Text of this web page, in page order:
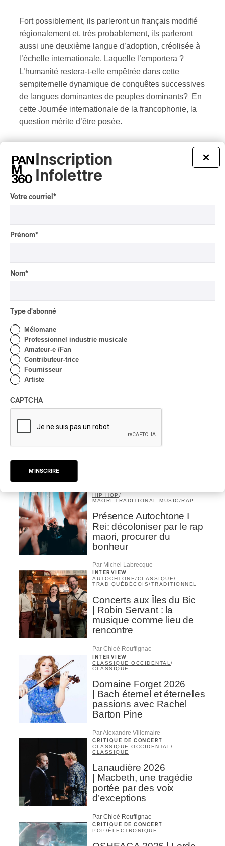
Fort possiblement, ils parleront un français modifié
régionalement et, très probablement, ils parleront
aussi une deuxième langue d’adoption, créolisée à
l’échelle internationale. Laquelle l’emportera ?
L’humanité restera-t-elle empêtrée dans cette
sempiternelle dynamique de conquêtes successives
de langues dominantes de peuples dominants? En
cette Journée internationale de la francophonie, la
question mérite d’être posée.
Tout le contenu 360
Présence Autochtone I
Down
CRITIQUE D'ALBUM
CLASSIQUE OCCIDENTAL
CHANSON
HIP HOP/
MAORI TRADITIONAL MUSIC/RAP
Présence Autochtone I
Rei: décoloniser par le rap
maori, procurer du
bonheur
Par Michel Labrecque
INTERVIEW
AUTOCHTONE/CLASSIQUE/
TRAD QUÉBÉCOIS/TRADITIONNEL
Concerts aux Îles du Bic
| Robin Servant : la
musique comme lieu de
rencontre
Par Chloé Rouffignac
INTERVIEW
CLASSIQUE OCCIDENTAL /
CLASSIQUE
Domaine Forget 2026
| Bach éternel et éternelles
passions avec Rachel
Barton Pine
Par Alexandre Villemaire
CRITIQUE DE CONCERT
CLASSIQUE OCCIDENTAL/
CLASSIQUE
Lanaudière 2026
| Macbeth, une tragédie
portée par des voix
d’exceptions
Par Chloé Rouffignac
CRITIQUE DE CONCERT
POP /ÉLECTRONIQUE
×
Inscription
Infolettre
Votre courriel *
Prénom*
Nom*
Type d'abonné
Mélomane
Professionnel industrie musicale
Amateur-e /Fan
Contributeur-trice
Fournisseur
Artiste
CAPTCHA
M'INSCRIRE